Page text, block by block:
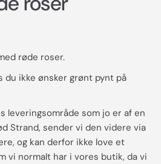
røde roser.
ikke ønsker grønt pynt på
leveringsområde som jo er af en
Strand, sender vi den videre via
og kan derfor ikke love et
vi normalt har i vores butik, da vi